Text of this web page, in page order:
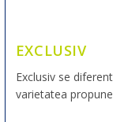
EXCLUSIV
Exclusiv se
varietatea